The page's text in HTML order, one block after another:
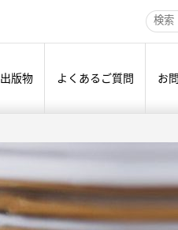
出版物 よくあるご質問 お